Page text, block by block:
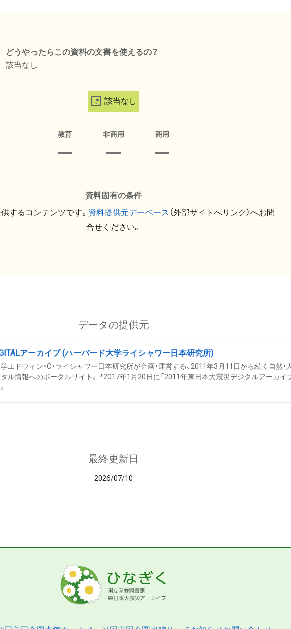
どうやったらこの資料の文書を使えるの？
該当なし
該当なし
教育 非商用 商用
資料固有の条件
するコンテンツです。 資料提供元デーベース （外部サイトへリンク）へお問
合せください。
データの提供元
アーカイブ (ハーバード大学ライシャワー日本研究所)
エドウィン・O・ライシャワー日本研究所が企画・運営する、2011年3月11日から続く自然・
ル情報へのポータルサイト。 *2017年1月20日に「2011年東日本大震災デジタルアーカイ
最終更新日
2026/07/10